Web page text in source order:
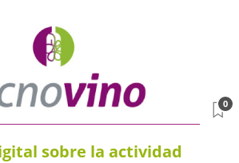
sobre la actividad
0